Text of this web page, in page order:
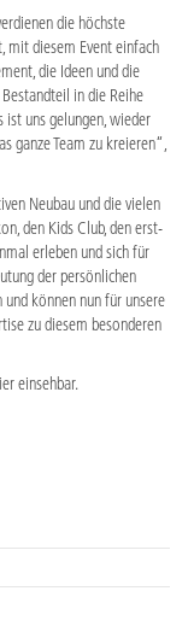
die höchste
mit diesem Event einfach
die Ideen und die
in die Reihe
uns gelungen, wieder
ganze Team zu kreieren“,
Neubau und die vielen
den Kids Club, den erst-
erleben und sich für
der persönlichen
und können nun für unsere
zu diesem besonderen
einsehbar.